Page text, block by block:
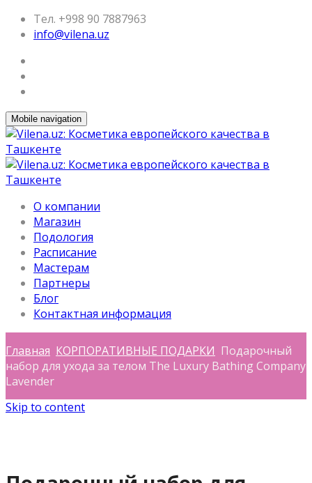
Тел. +998 90 7887963
info@vilena.uz
Mobile navigation
О компании
Магазин
Подология
Расписание
Мастерам
Партнеры
Блог
Контактная информация
Главная КОРПОРАТИВНЫЕ ПОДАРКИ Подарочный
набор для ухода за телом The Luxury Bathing Company
Lavender
Skip to content